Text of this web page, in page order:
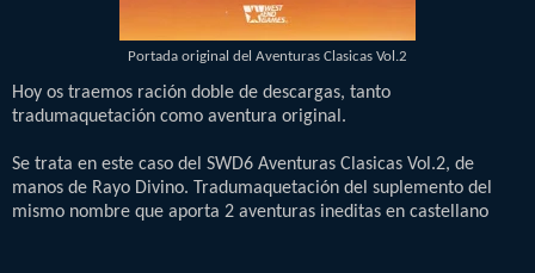
Portada original del Aventuras Clasicas Vol.2
Hoy os traemos ración doble de descargas, tanto
tradumaquetación como aventura original.
Se trata en este caso del SWD6 Aventuras Clasicas Vol.2, de
manos de Rayo Divino. Tradumaquetación del suplemento del
mismo nombre que aporta 2 aventuras ineditas en castellano